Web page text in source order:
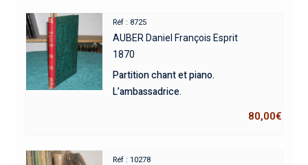
Réf : 8725
AUBER Daniel François Esprit
1870
Partition chant et piano.
L’ambassadrice.
80,00€
Réf : 10278